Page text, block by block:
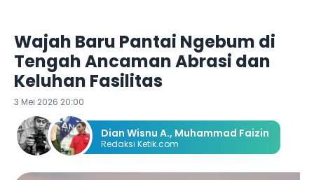
Wajah Baru Pantai Ngebum di
Tengah Ancaman Abrasi dan
Keluhan Fasilitas
3 Mei 2026 20:00
Dian Wisnu A., Muhammad Faizin
Redaksi Ketik.com